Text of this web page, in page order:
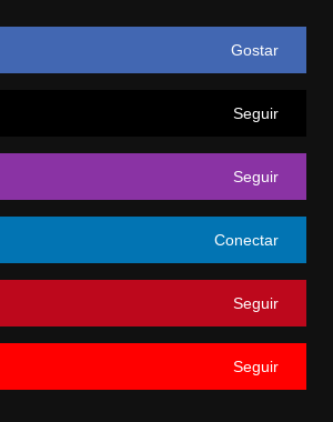
Gostar
Seguir
Seguir
Conectar
Seguir
Seguir